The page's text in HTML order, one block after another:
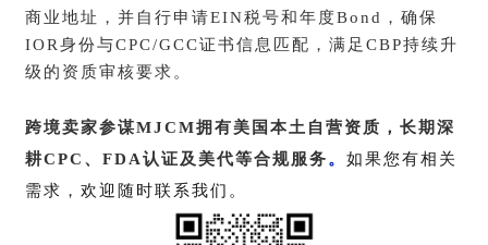
商业地址，并自行申请EIN税号和年度Bond，确保
IOR身份与CPC/GCC证书信息匹配，满足CBP持续升
级的资质审核要求。
跨境卖家参谋MJCM拥有美国本土自营资质，长期深
耕CPC、FDA认证及美代等合规服务。 如果您有相关
需求，欢迎随时联系我们。